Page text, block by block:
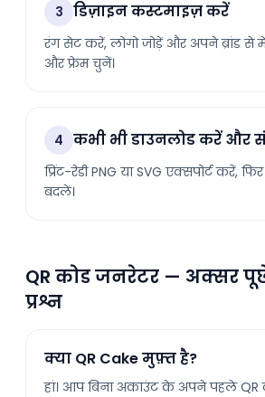
3 डिज़ाइन कस्टमाइज़ करें
रंग सेट करें, लोगो जोड़ें और अपने ब्रांड से
और फ्रेम चुनें।
4 कभी भी डाउनलोड करें और
प्रिंट-रेडी PNG या SVG एक्सपोर्ट करें,
बदलें।
QR कोड जनरेटर — अक्सर
प्रश्न
क्या QR Cake मुफ़्त है?
हां। आप बिना अकाउंट के अपने पहले QR